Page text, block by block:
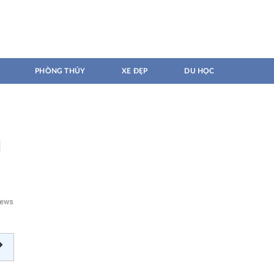
PHÒNG THỦY XE ĐẸP DU HỌC